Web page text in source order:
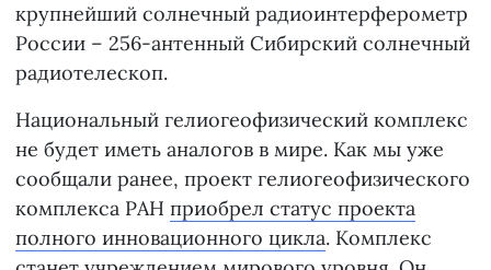
крупнейший солнечный радиоинтерферометр
России – 256-антенный Сибирский солнечный
радиотелескоп.
Национальный гелиогеофизический комплекс
не будет иметь аналогов в мире. Как мы уже
сообщали ранее, проект гелиогеофизического
комплекса РАН приобрел статус проекта
полного инновационного цикла. Комплекс